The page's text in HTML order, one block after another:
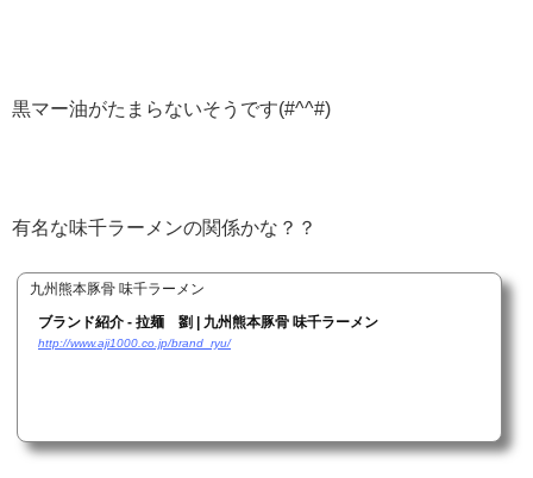
黒マー油がたまらないそうです(#^^#)
有名な味千ラーメンの関係かな？？
九州熊本豚骨 味千ラーメン
ブランド紹介 - 拉麺 劉 | 九州熊本豚骨 味千ラーメン
http://www.aji1000.co.jp/brand_ryu/